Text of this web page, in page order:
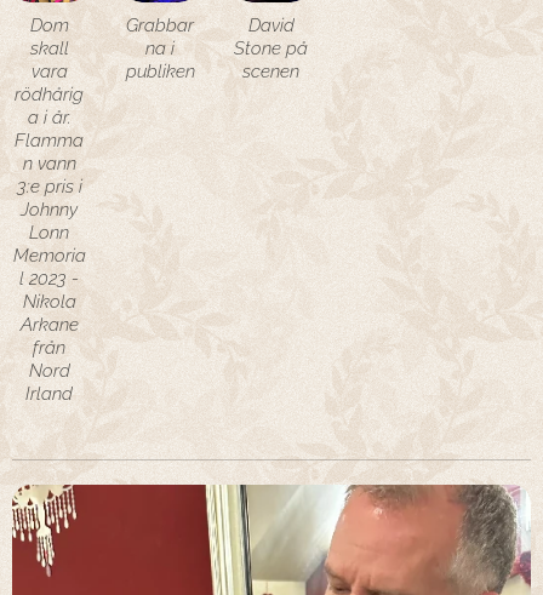
Dom
skall
vara
rödhårig
a i år.
Flamma
n vann
3:e pris i
Johnny
Lonn
Memoria
l 2023 -
Nikola
Arkane
från
Nord
Irland
Grabbar
na i
publiken
David
Stone på
scenen